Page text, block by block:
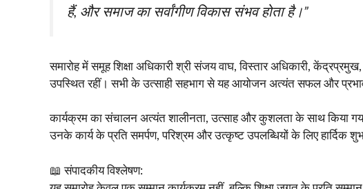
हैं, और समाज का सर्वांगीण विकास संभव होता है।”
समारोह में समूह शिक्षा अधिकारी श्री संजय वाघ, विस्तार अधिकारी,
उपस्थित रहीं। सभी के उत्साही सहभाग से यह आयोजन अत्यंत सफल और
कार्यक्रम का संचालन अत्यंत शालीनता, उत्साह और कुशलता के साथ किया गया।
उनके कार्य के प्रति समर्पण, परिश्रम और उत्कृष्ट उपलब्धियों के लिए हार्दिक
📖 संपादकीय विश्लेषण: